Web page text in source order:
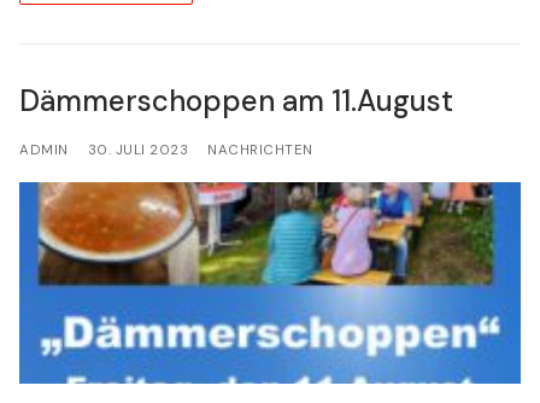
Dämmerschoppen am 11.August
ADMIN 30. JULI 2023 NACHRICHTEN